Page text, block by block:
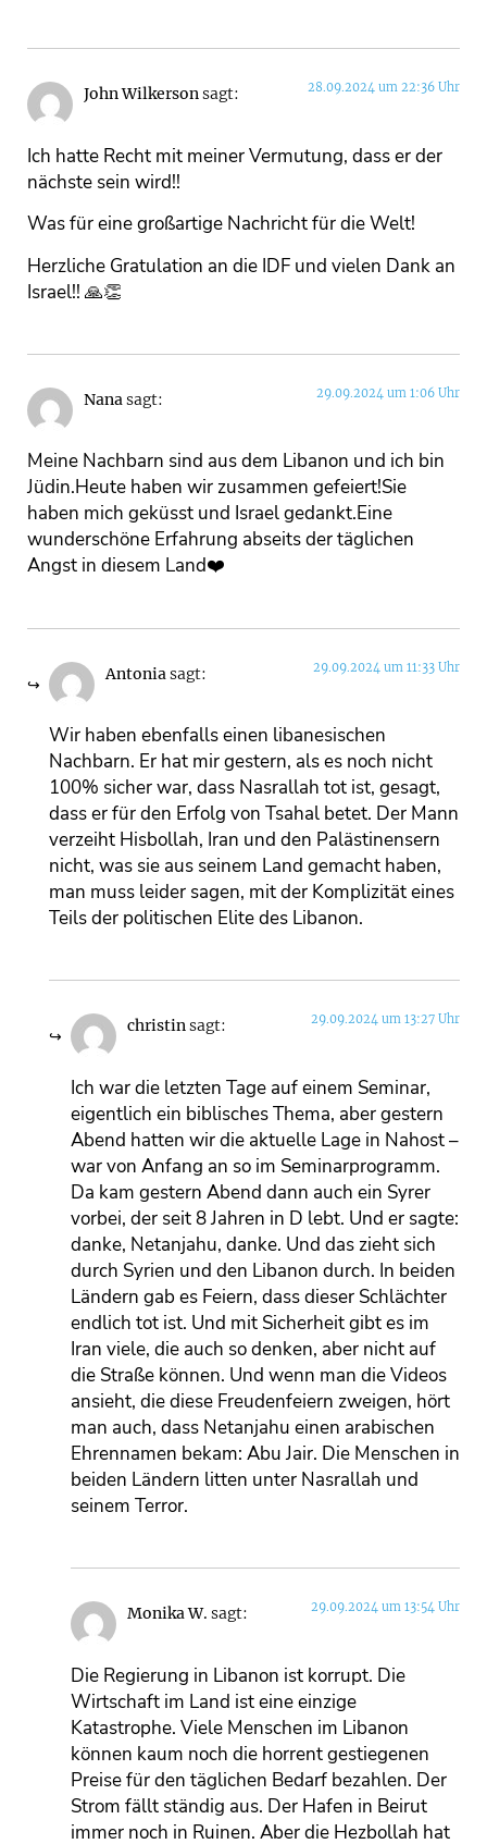
John Wilkersonsagt: 28.09.2024 um 22:36 Uhr
Ich hatte Recht mit meiner Vermutung, dass er der
nächste sein wird!!
Was für eine großartige Nachricht für die Welt!
Herzliche Gratulation an die IDF und vielen Dank an
Israel!! 🙏👏
Nanasagt: 29.09.2024 um 1:06 Uhr
Meine Nachbarn sind aus dem Libanon und ich bin
Jüdin.Heute haben wir zusammen gefeiert!Sie
haben mich geküsst und Israel gedankt.Eine
wunderschöne Erfahrung abseits der täglichen
Angst in diesem Land❤️
Antoniasagt: 29.09.2024 um 11:33 Uhr
Wir haben ebenfalls einen libanesischen
Nachbarn. Er hat mir gestern, als es noch nicht
100% sicher war, dass Nasrallah tot ist, gesagt,
dass er für den Erfolg von Tsahal betet. Der Mann
verzeiht Hisbollah, Iran und den Palästinensern
nicht, was sie aus seinem Land gemacht haben,
man muss leider sagen, mit der Komplizität eines
Teils der politischen Elite des Libanon.
christinsagt: 29.09.2024 um 13:27 Uhr
Ich war die letzten Tage auf einem Seminar,
eigentlich ein biblisches Thema, aber gestern
Abend hatten wir die aktuelle Lage in Nahost –
war von Anfang an so im Seminarprogramm.
Da kam gestern Abend dann auch ein Syrer
vorbei, der seit 8 Jahren in D lebt. Und er sagte:
danke, Netanjahu, danke. Und das zieht sich
durch Syrien und den Libanon durch. In beiden
Ländern gab es Feiern, dass dieser Schlächter
endlich tot ist. Und mit Sicherheit gibt es im
Iran viele, die auch so denken, aber nicht auf
die Straße können. Und wenn man die Videos
ansieht, die diese Freudenfeiern zweigen, hört
man auch, dass Netanjahu einen arabischen
Ehrennamen bekam: Abu Jair. Die Menschen in
beiden Ländern litten unter Nasrallah und
seinem Terror.
Monika W. sagt: 29.09.2024 um 13:54 Uhr
Die Regierung in Libanon ist korrupt. Die
Wirtschaft im Land ist eine einzige
Katastrophe. Viele Menschen im Libanon
können kaum noch die horrent gestiegenen
Preise für den täglichen Bedarf bezahlen. Der
Strom fällt ständig aus. Der Hafen in Beirut
immer noch in Ruinen. Aber die Hezbollah hat